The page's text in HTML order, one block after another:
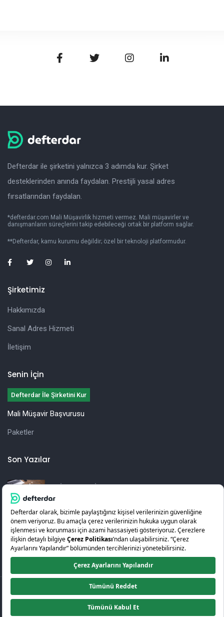
Defterdar ile şirketini yalnızca 3 adımda kur. Şirket
desteklerinden anında faydalan. Prestijli yasal adres
fırsatlarından faydalan.
*defterdar.com Mali Müşavirlik hizmeti vermez. Mali müşavirler ve
danışmanların süreçlerini takip edebileceği ortak bir platform sağlar.
**Defterdar, kamu kurumu değildir; özel bir teknoloji platformudur.
Şirketimiz
Hakkımızda
Sanal Adres Hizmeti
İletişim
Senin İçin
Defterdar İle Şirketini Kur
Mali Müşavir Başvurusu
Paketler
Son Yazılar
İşletmeler İçin Yıllık Vergi Beyannamesi
KOSGEB Girişimcilik Desteği Nedir? Nasıl Alınır?
© 2026Defterdar.